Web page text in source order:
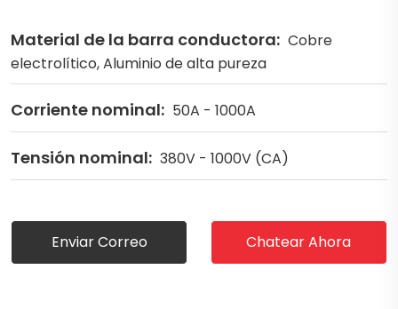
Material de la barra conductora: Cobre
electrolítico, Aluminio de alta pureza
Corriente nominal: 50A - 1000A
Tensión nominal: 380V - 1000V (CA)
Enviar Correo Chatear Ahora